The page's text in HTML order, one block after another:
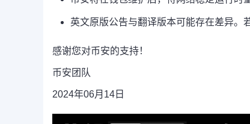
英文原版公告与翻译版本可能存在差异。
感谢您对币安的支持！
币安团队
2024年06月14日